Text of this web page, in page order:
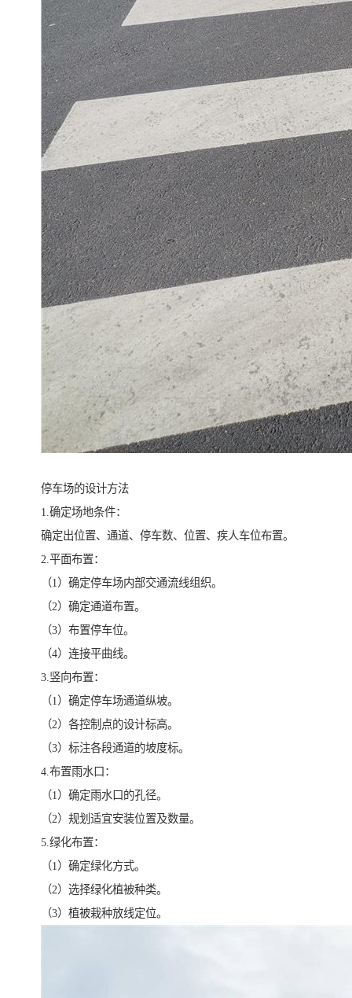
停车场的设计方法
1.确定场地条件：
确定出位置、通道、停车数、位置、疾人车位布置。
2.平面布置：
（1）确定停车场内部交通流线组织。
（2）确定通道布置。
（3）布置停车位。
（4）连接平曲线。
3.竖向布置：
（1）确定停车场通道纵坡。
（2）各控制点的设计标高。
（3）标注各段通道的坡度标。
4.布置雨水口：
（1）确定雨水口的孔径。
（2）规划适宜安装位置及数量。
5.绿化布置：
（1）确定绿化方式。
（2）选择绿化植被种类。
（3）植被栽种放线定位。